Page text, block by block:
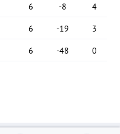
6 -8 4
6 -19 3
6 -48 0